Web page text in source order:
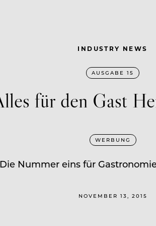
INDUSTRY NEWS
AUSGABE 15
für den Gast
WERBUNG
Nummer eins für
NOVEMBER 13, 2015